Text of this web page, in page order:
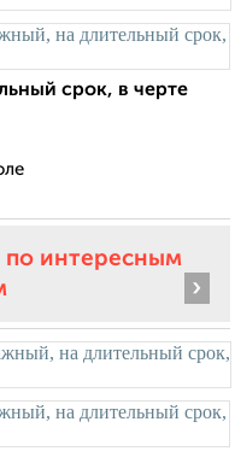
срок, в черте
по интересным
›